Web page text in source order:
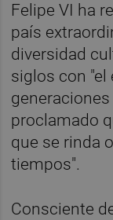
Felipe VI ha
país
diversidad
siglos con "el
proclamado
que se rinda
tiempos".
Consciente